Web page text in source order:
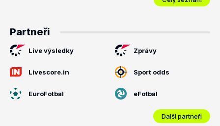
Partneři
Live výsledky Zprávy
Livescore.in Sport odds
EuroFotbal eFotbal
Další partneři